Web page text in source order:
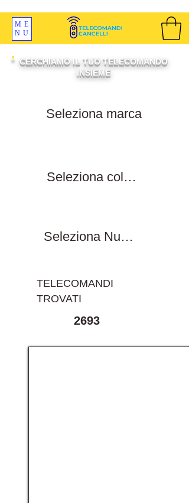
ME
NU
CERCHIAMO IL TUO TELECOMANDO
INSIEME
TELECOMANDI
TROVATI
2693